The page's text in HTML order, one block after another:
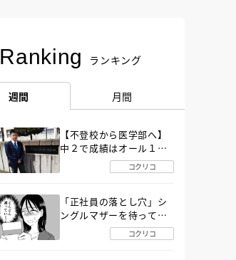
Ranking ランキング
週間 月間
【不登校から医学部へ】
中２で成績はオール１
「昼夜逆転」したわが子
を”夜遊び”に連れ出した
コクリコ
「正社員の落とし穴」シ
ングルマザーを待ってい
た“魔の２年間”【後編】
コクリコ